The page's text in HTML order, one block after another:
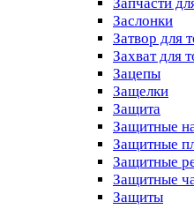
Заслонки
Затвор для
Захват для
Зацепы
Защелки
Защита
Защитные
Защитные
Защитные
Защитные
Защиты